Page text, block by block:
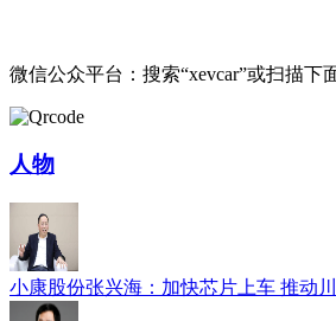
微信公众平台：搜索“xevcar”或扫描下
人物
小康股份张兴海：加快芯片上车 推动